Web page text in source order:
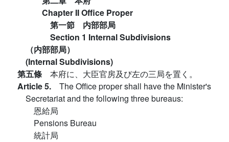
Chapter II Office Proper
第一節 内部部局
Section 1 Internal Subdivisions
（内部部局）
(Internal Subdivisions)
第五條 本府に、大臣官房及び左の三局を置く。
Article 5. The Office proper shall have the Minister's
Secretariat and the following three bureaus:
恩給局
Pensions Bureau
統計局